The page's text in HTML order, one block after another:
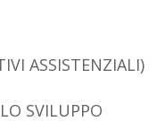
ASSISTENZIALI)
SVILUPPO